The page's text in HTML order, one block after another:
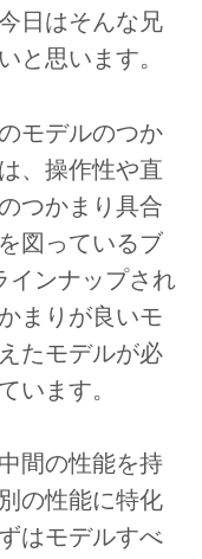
日はそんな兄
と思います。
モデルのつか
、操作性や直
つかまり具合
図っているブ
インナップされ
まりが良いモ
たモデルが必
います。
間の性能を持
の性能に特化
はモデルすべ